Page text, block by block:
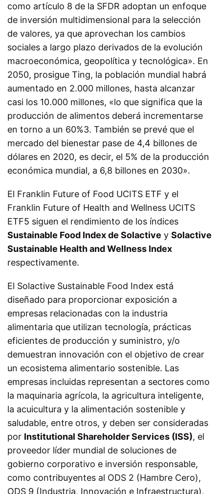
como artículo 8 de la SFDR adoptan un enfoque
de inversión multidimensional para la selección
de valores, ya que aprovechan los cambios
sociales a largo plazo derivados de la evolución
macroeconómica, geopolítica y tecnológica». En
2050, prosigue Ting, la población mundial habrá
aumentado en 2.000 millones, hasta alcanzar
casi los 10.000 millones, «lo que significa que la
producción de alimentos deberá incrementarse
en torno a un 60%3. También se prevé que el
mercado del bienestar pase de 4,4 billones de
dólares en 2020, es decir, el 5% de la producción
económica mundial, a 6,8 billones en 2030».
El Franklin Future of Food UCITS ETF y el
Franklin Future of Health and Wellness UCITS
ETF5 siguen el rendimiento de los índices
Sustainable Food Index de Solactive y Solactive
Sustainable Health and Wellness Index
respectivamente.
El Solactive Sustainable Food Index está
diseñado para proporcionar exposición a
empresas relacionadas con la industria
alimentaria que utilizan tecnología, prácticas
eficientes de producción y suministro, y/o
demuestran innovación con el objetivo de crear
un ecosistema alimentario sostenible. Las
empresas incluidas representan a sectores como
la maquinaria agrícola, la agricultura inteligente,
la acuicultura y la alimentación sostenible y
saludable, entre otros, y deben ser consideradas
por Institutional Shareholder Services (ISS), el
proveedor líder mundial de soluciones de
gobierno corporativo e inversión responsable,
como contribuyentes al ODS 2 (Hambre Cero),
ODS 9 (Industria, Innovación e Infraestructura),